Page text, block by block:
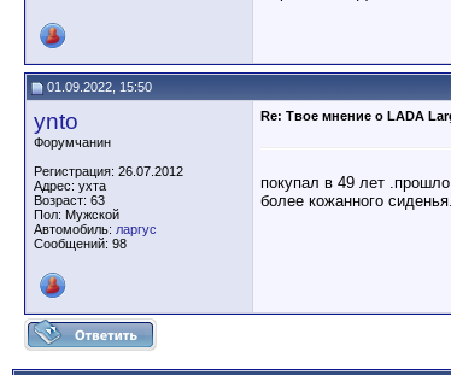
01.09.2022, 15:50
ynto
Форумчанин
Регистрация: 26.07.2012
Адрес: ухта
Возраст: 63
Пол: Мужской
Автомобиль: ларгус
Сообщений: 98
Re: Твое мнение о LADA
покупал в 49 лет
более кожанного